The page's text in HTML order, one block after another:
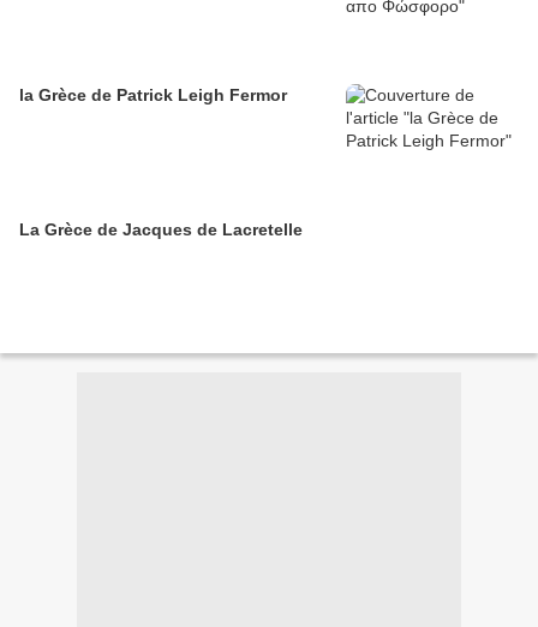
la Grèce de Patrick Leigh Fermor
La Grèce de Jacques de Lacretelle